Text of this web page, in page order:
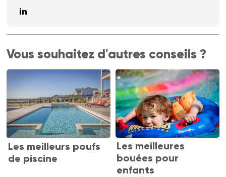
Vous souhaitez d'autres conseils ?
Les meilleurs poufs
de piscine
Les meilleures
bouées pour
enfants